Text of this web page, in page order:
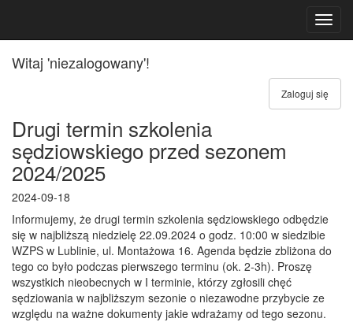
Witaj 'niezalogowany'!
Zaloguj się
Drugi termin szkolenia
sędziowskiego przed sezonem
2024/2025
2024-09-18
Informujemy, że drugi termin szkolenia sędziowskiego odbędzie
się w najbliższą niedzielę 22.09.2024 o godz. 10:00 w siedzibie
WZPS w Lublinie, ul. Montażowa 16. Agenda będzie zbliżona do
tego co było podczas pierwszego terminu (ok. 2-3h). Proszę
wszystkich nieobecnych w I terminie, którzy zgłosili chęć
sędziowania w najbliższym sezonie o niezawodne przybycie ze
względu na ważne dokumenty jakie wdrażamy od tego sezonu.